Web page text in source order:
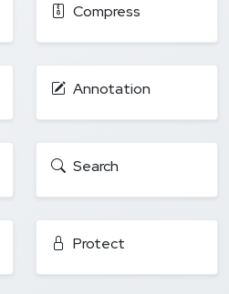
Compress
Annotation
Search
Protect